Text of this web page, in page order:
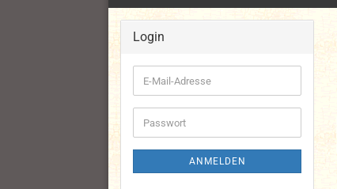
Login
E-
Mail-
Adresse
Passwort
ANMELDEN